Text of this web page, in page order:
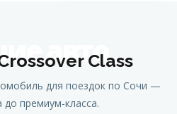
Class
для поездок по Сочи —
премиум-класса.
авто